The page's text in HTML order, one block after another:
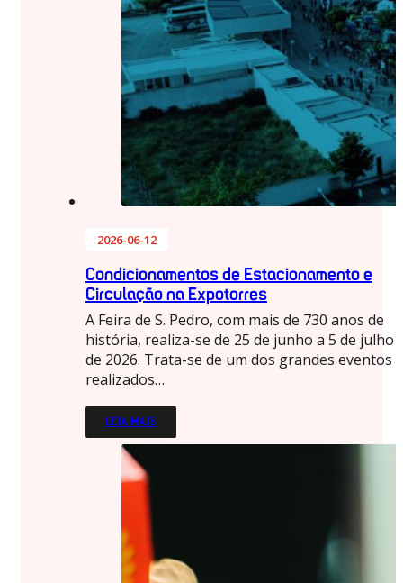
2026-06-12
Condicionamentos de Estacionamento e
Circulação na Expotorres
A Feira de S. Pedro, com mais de 730 anos de
história, realiza-se de 25 de junho a 5 de julho
de 2026. Trata-se de um dos grandes eventos
realizados…
LEIA MAIS